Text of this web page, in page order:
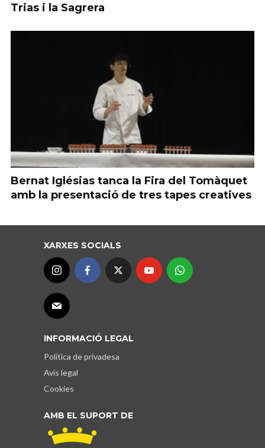
Trias i la Sagrera
Bernat Iglésias tanca la Fira del Tomàquet
amb la presentació de tres tapes creatives
XARXES SOCIALS
INFORMACIÓ LEGAL
Política de privadesa
Avís legal
Cookies
AMB EL SUPORT DE